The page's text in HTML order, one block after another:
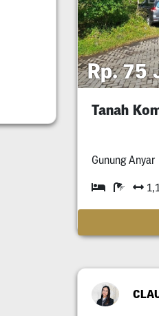
Rp. 75
Tanah
Gunung Anyar